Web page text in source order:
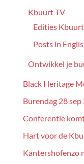
Kbuurt TV
Edities
Posts in
Ontwikkel je
Black Heritage
Burendag 28 sep
Conferentie
Hart voor de
Kantershofenzo